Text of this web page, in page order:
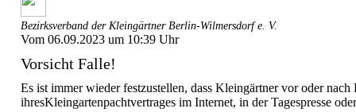
Bezirksverband der Kleingärtner Berlin-Wilmersdorf e. V.
Vom 06.09.2023 um 10:39 Uhr
Vorsicht Falle!
Es ist immer wieder festzustellen, dass Kleingärtner vor oder
ihresKleingartenpachtvertrages im Internet, in der Tagespresse